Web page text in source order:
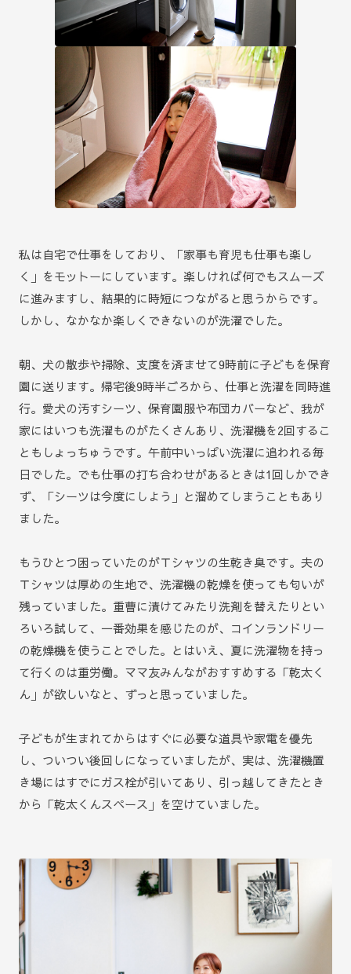
私は自宅で仕事をしており、「家事も育児も仕事も楽し
く」をモットーにしています。楽しければ何でもスムーズ
に進みますし、結果的に時短につながると思うからです。
しかし、なかなか楽しくできないのが洗濯でした。
朝、犬の散歩や掃除、支度を済ませて9時前に子どもを保育
園に送ります。帰宅後9時半ごろから、仕事と洗濯を同時進
行。愛犬の汚すシーツ、保育園服や布団カバーなど、我が
家にはいつも洗濯ものがたくさんあり、洗濯機を2回するこ
ともしょっちゅうです。午前中いっぱい洗濯に追われる毎
日でした。でも仕事の打ち合わせがあるときは1回しかでき
ず、「シーツは今度にしよう」と溜めてしまうこともあり
ました。
もうひとつ困っていたのがＴシャツの生乾き臭です。夫の
Ｔシャツは厚めの生地で、洗濯機の乾燥を使っても匂いが
残っていました。重曹に漬けてみたり洗剤を替えたりとい
ろいろ試して、一番効果を感じたのが、コインランドリー
の乾燥機を使うことでした。とはいえ、夏に洗濯物を持っ
て行くのは重労働。ママ友みんながおすすめする「乾太く
ん」が欲しいなと、ずっと思っていました。
子どもが生まれてからはすぐに必要な道具や家電を優先
し、ついつい後回しになっていましたが、実は、洗濯機置
き場にはすでにガス栓が引いてあり、引っ越してきたとき
から「乾太くんスペース」を空けていました。